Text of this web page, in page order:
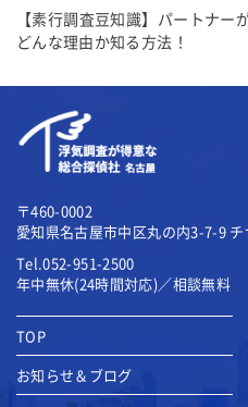
【素行調査豆知識】パートナー
どんな理由か知る方法！
〒460-0002
愛知県名古屋市中区丸の内3-7-9
Tel.052-951-2500
年中無休(24時間対応)／相談無料
TOP
お知らせ＆ブログ